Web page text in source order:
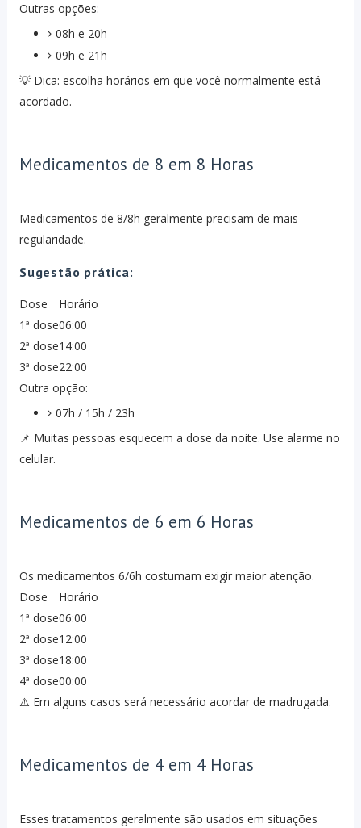
Outras opções:
08h e 20h
09h e 21h
💡 Dica: escolha horários em que você normalmente está
acordado.
Medicamentos de 8 em 8 Horas
Medicamentos de 8/8h geralmente precisam de mais
regularidade.
Sugestão prática:
Dose
Horário
1ª dose06:00
2ª dose14:00
3ª dose22:00
Outra opção:
07h / 15h / 23h
📌 Muitas pessoas esquecem a dose da noite. Use alarme no
celular.
Medicamentos de 6 em 6 Horas
Os medicamentos 6/6h costumam exigir maior atenção.
Dose
Horário
1ª dose06:00
2ª dose12:00
3ª dose18:00
4ª dose00:00
⚠️ Em alguns casos será necessário acordar de madrugada.
Medicamentos de 4 em 4 Horas
Esses tratamentos geralmente são usados em situações